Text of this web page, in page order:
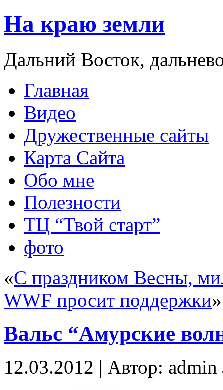
На краю земли
Дальний Восток,
Главная
Видео
Дружественные сайты
Карта Сайта
Обо мне
Полезности
ТЦ “Твой старт”
фото
«С праздником Весны,
WWF просит поддержки»
Вальс “Амурские
12.03.2012 | Автор: